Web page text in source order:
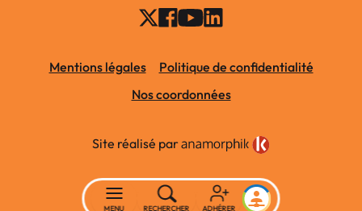
Mentions légales
Politique de confidentialité
Nos coordonnées
Site réalisé par
MENU RECHERCHER ADHÉRER